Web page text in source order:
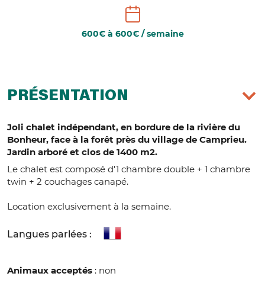
600€ à 600€ / semaine
PRÉSENTATION
Joli chalet indépendant, en bordure de la rivière du
Bonheur, face à la forêt près du village de Camprieu.
Jardin arboré et clos de 1400 m2.
Le chalet est composé d'1 chambre double + 1 chambre
twin + 2 couchages canapé.
Location exclusivement à la semaine.
Langues parlées :
Animaux acceptés : non